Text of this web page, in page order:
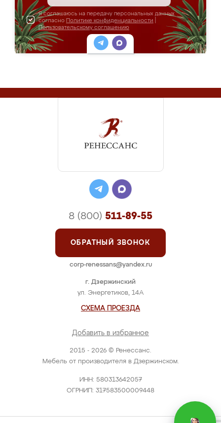
Я соглашаюсь на передачу персональных данных
согласно Политике конфиденциальности
Пользовательскому соглашению
2015 - 2026 © Ренессанс.
Мебель от производителя в Дзержинском.
ИНН: 580313642057
ОГРНИП: 317583500009448
г. Дзержинский
ул. Энергетиков, 14А
СХЕМА ПРОЕЗДА
Добавить в избранное
8 (800) 511-89-55
ОБРАТНЫЙ ЗВОНОК
corp-renessans@yandex.ru